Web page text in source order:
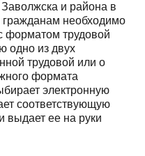
и района в
необходимо
форматом трудовой
одно из двух
трудовой или о
формата
электронную
соответствующую
выдает ее на руки